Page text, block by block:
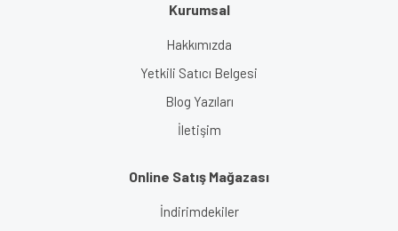
Kurumsal
Hakkımızda
Yetkili Satıcı Belgesi
Blog Yazıları
İletişim
Online Satış Mağazası
İndirimdekiler